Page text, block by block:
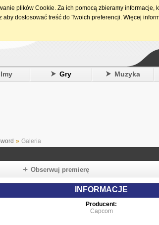
Gry Muzyka
» Galeria
Obserwuj premierę
INFORMACJE
Producent:
Capcom
plików Cookie. Za ich pomocą zbieramy
dostosować treść do Twoich preferencji. Więcej